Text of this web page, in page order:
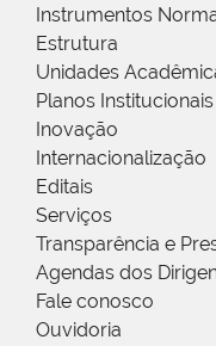
Instrumentos
Estrutura
Unidades
Planos Institucionais
Inovação
Internacionalização
Editais
Serviços
Transparência e
Agendas dos
Fale conosco
Ouvidoria